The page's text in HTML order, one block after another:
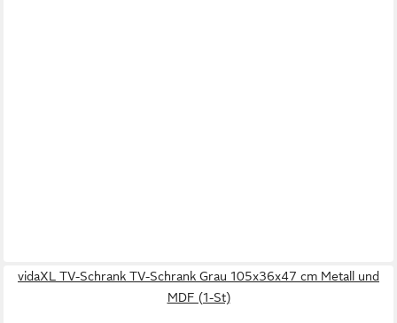
vidaXL TV-Schrank TV-Schrank Grau 105x36x47 cm Metall und
MDF (1-St)